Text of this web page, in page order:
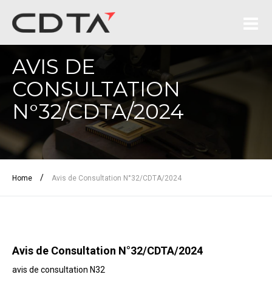
AVIS DE
CONSULTATION
N°32/CDTA/2024
Home / Avis de Consultation N°32/CDTA/2024
Avis de Consultation N°32/CDTA/2024
avis de consultation N32